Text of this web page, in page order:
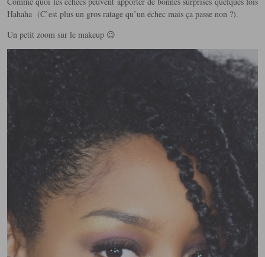
Hahaha (C’est plus un gros ratage qu’un échec mais ça passe non ?).
Un petit zoom sur le makeup 😉